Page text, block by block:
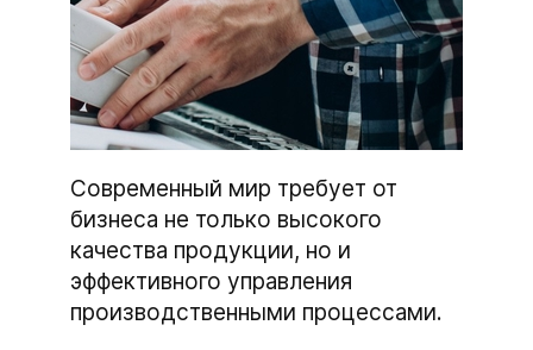
Современный мир требует от
бизнеса не только высокого
качества продукции, но и
эффективного управления
производственными процессами.